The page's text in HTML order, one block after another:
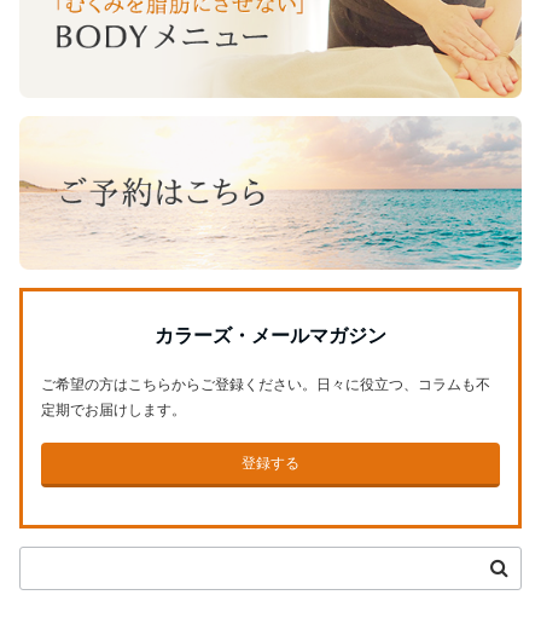
カラーズ・メールマガジン
ご希望の方はこちらからご登録ください。日々に役立つ、コラムも不
定期でお届けします。
登録する